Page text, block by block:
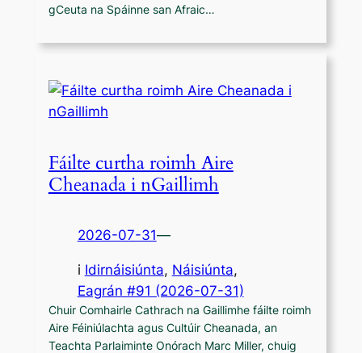
gCeuta na Spáinne san Afraic…
Fáilte curtha roimh Aire
Cheanada i nGaillimh
2026-07-31—
i Idirnáisiúnta, Náisiúnta,
Eagrán #91 (2026-07-31)
Chuir Comhairle Cathrach na Gaillimhe fáilte roimh
Aire Féiniúlachta agus Cultúir Cheanada, an
Teachta Parlaiminte Onórach Marc Miller, chuig